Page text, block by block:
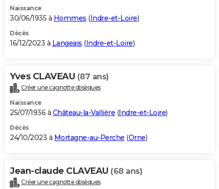
Naissance
30/06/1935 à Hommes (Indre-et-Loire)
Décès
16/12/2023 à Langeais (Indre-et-Loire)
Yves CLAVEAU (87 ans)
Créer une cagnotte obsèques
Naissance
25/07/1936 à Château-la-Vallière (Indre-et-Loire)
Décès
24/10/2023 à Mortagne-au-Perche (Orne)
Jean-claude CLAVEAU (68 ans)
Créer une cagnotte obsèques